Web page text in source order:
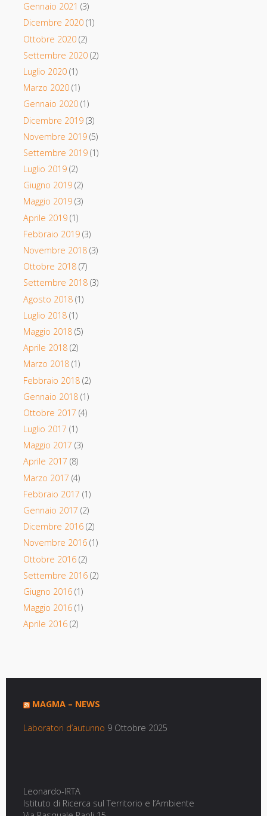
Gennaio 2021 (3)
Dicembre 2020(1)
Ottobre 2020(2)
Settembre 2020(2)
Luglio 2020(1)
Marzo 2020(1)
Gennaio 2020(1)
Dicembre 2019(3)
Novembre 2019(5)
Settembre 2019(1)
Luglio 2019(2)
Giugno 2019(2)
Maggio 2019(3)
Aprile 2019(1)
Febbraio 2019(3)
Novembre 2018(3)
Ottobre 2018(7)
Settembre 2018(3)
Agosto 2018(1)
Luglio 2018(1)
Maggio 2018(5)
Aprile 2018(2)
Marzo 2018(1)
Febbraio 2018(2)
Gennaio 2018(1)
Ottobre 2017 (4)
Luglio 2017 (1)
Maggio 2017 (3)
Aprile 2017 (8)
Marzo 2017 (4)
Febbraio 2017 (1)
Gennaio 2017 (2)
Dicembre 2016(2)
Novembre 2016(1)
Ottobre 2016(2)
Settembre 2016(2)
Giugno 2016(1)
Maggio 2016(1)
Aprile 2016(2)
MAGMA – NEWS
Laboratori d’autunno 9 Ottobre 2025
Leonardo-IRTA
Istituto di Ricerca sul Territorio e l’Ambiente